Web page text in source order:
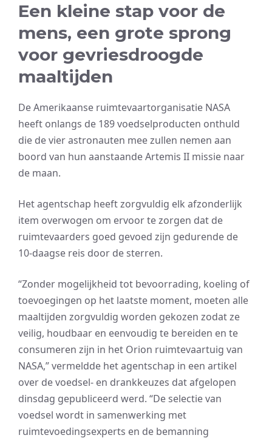
Een kleine stap voor de
mens, een grote sprong
voor gevriesdroogde
maaltijden
De Amerikaanse ruimtevaartorganisatie NASA
heeft onlangs de 189 voedselproducten onthuld
die de vier astronauten mee zullen nemen aan
boord van hun aanstaande Artemis II missie naar
de maan.
Het agentschap heeft zorgvuldig elk afzonderlijk
item overwogen om ervoor te zorgen dat de
ruimtevaarders goed gevoed zijn gedurende de
10-daagse reis door de sterren.
“Zonder mogelijkheid tot bevoorrading, koeling of
toevoegingen op het laatste moment, moeten alle
maaltijden zorgvuldig worden gekozen zodat ze
veilig, houdbaar en eenvoudig te bereiden en te
consumeren zijn in het Orion ruimtevaartuig van
NASA,” vermeldde het agentschap in een artikel
over de voedsel- en drankkeuzes dat afgelopen
dinsdag gepubliceerd werd. “De selectie van
voedsel wordt in samenwerking met
ruimtevoedingsexperts en de bemanning